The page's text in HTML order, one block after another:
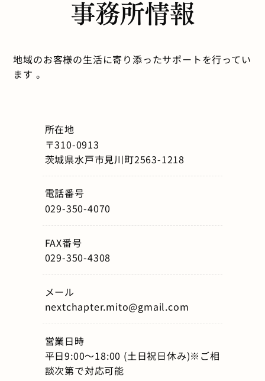
事務所情報
地域のお客様の生活に寄り添ったサポートを行ってい
ます 。
所在地
〒310-0913
茨城県水戸市見川町2563-1218
電話番号
029-350-4070
FAX番号
029-350-4308
メール
nextchapter.mito@gmail.com
営業日時
平日9:00～18:00 (土日祝日休み)※ご相
談次第で対応可能